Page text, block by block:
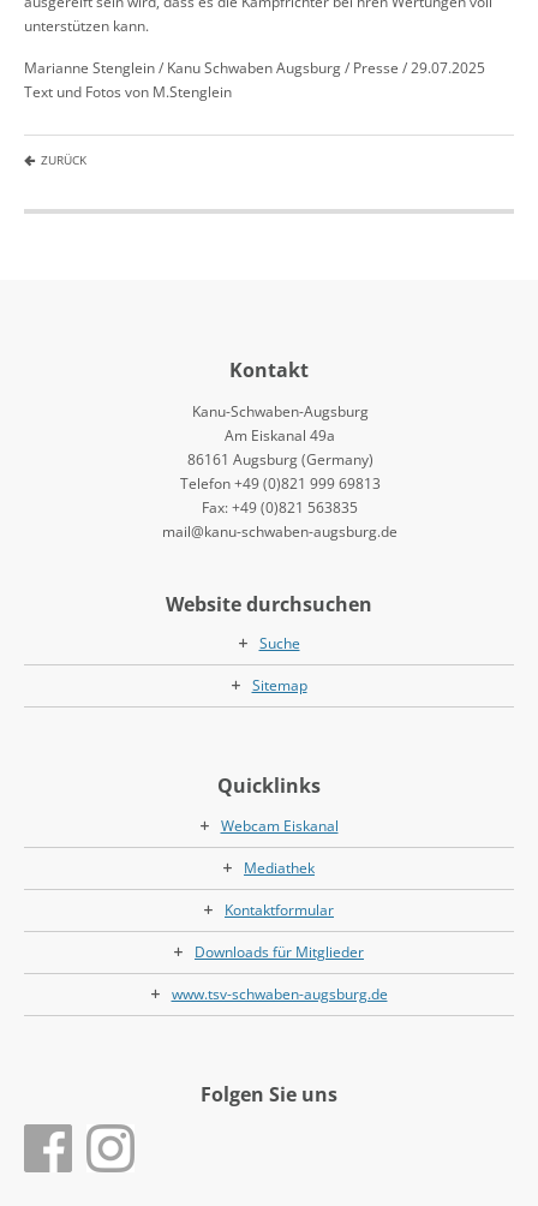
unterstützen kann.
Marianne Stenglein / Kanu Schwaben Augsburg / Presse / 29.07.2025
Text und Fotos von M.Stenglein
ZURÜCK
Kontakt
Kanu-Schwaben-Augsburg
Am Eiskanal 49a
86161 Augsburg (Germany)
Telefon +49 (0)821 999 69813
Fax: +49 (0)821 563835
mail@kanu-schwaben-augsburg.de
Website durchsuchen
Suche
Sitemap
Quicklinks
Webcam Eiskanal
Mediathek
Kontaktformular
Downloads für Mitglieder
www.tsv-schwaben-augsburg.de
Folgen Sie uns